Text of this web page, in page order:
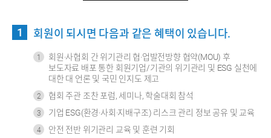
회원이 되시면 다음과 같은 혜택이 있습니다.
회원·사협회 간 위기관리 협·업발전방향 협약(MOU) 후
보도자료 배포 통한 회원기업/기관의 위기관리 및 ESG 실천에
대한 대 언론 및 국민 인지도 제고
협회 주관 조찬 포럼, 세미나, 학술대회 참석
기업 ESG(환경·사회·지배구조) 리스크 관리 정보 공유 및 교육
안전 전반 위기관리 교육 및 훈련 기회